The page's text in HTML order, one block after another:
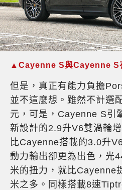
▲Cayenne S與Cayenne S
但是，真正有能力負擔
並不這麼想。雖然不計選
元，可是，Cayenne S引
新設計的2.9升V6雙渦輪
比Cayenne搭載的3.0升
動力輸出卻更為出色，光
米的扭力，就比Cayenne
米之多。同樣搭載8速